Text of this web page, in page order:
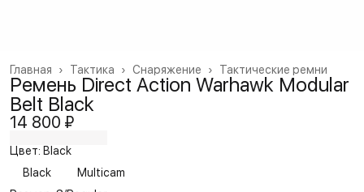
Тактические ремни
Снаряжение ›
Тактика ›
Главная ›
Ремень Direct Action Warhawk Modular
Belt Black
14 800 ₽
Цвет: Black
Black
Multicam